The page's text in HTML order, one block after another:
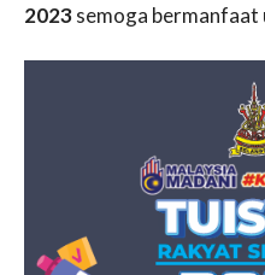
2023semoga bermanfaat